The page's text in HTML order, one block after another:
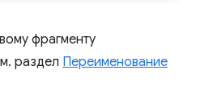
фрагменту
раздел Переименование